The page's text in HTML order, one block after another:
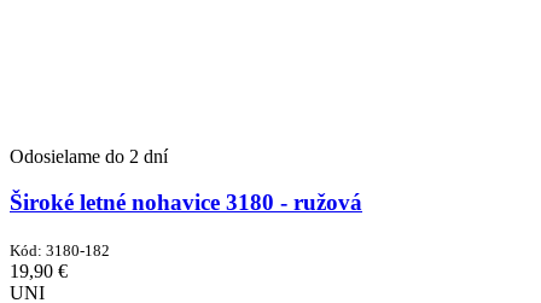
Odosielame do 2 dní
Široké letné nohavice 3180 - ružová
Kód: 3180-182
19,90 €
UNI